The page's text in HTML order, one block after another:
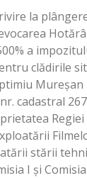
la
a
clădirile
Mureșan
cadastral
stării
I și